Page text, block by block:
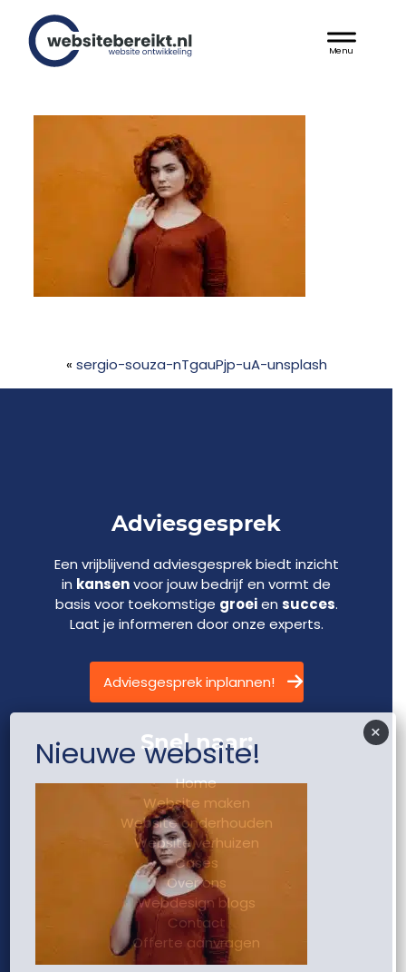
naar
de
hoofd
Websitebereikt.nl
Header
« sergio-souza-nTgauPjp-uA-unsplash
Adviesgesprek
Een vrijblijvend adviesgesprek biedt inzicht
in kansenvoor jouw bedrijf en vormt de
basis voor toekomstige groeien succes.
Laat je informeren door onze experts.
Adviesgesprek inplannen!
Snel naar:
Home
Website maken
Website onderhouden
Website verhuizen
Cases
Over ons
Webdesign blogs
Contact
Offerte aanvragen
Nieuwe website!
×